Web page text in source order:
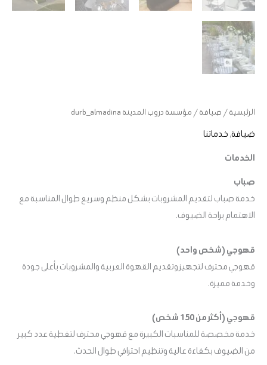
الرئيسية/ ضيافة/ مؤسسة دروب المدينة durb_almadina
ضيافة, خدماتنا
الخدمات
صباب
خدمة صباب لتقديم المشروبات بشكل منظم وسريع طوال المناسبة مع
الاهتمام براحة الضيوف.
قهوجي (شخص واحد)
قهوجي محترف لتجهيز وتقديم القهوة العربية والمشروبات بأعلى جودة
وخدمة مميزة.
قهوجي (أكثر من 150 شخص)
خدمة مخصصة للمناسبات الكبيرة مع قهوجي محترف لتغطية عدد كبير
من الضيوف بكفاءة عالية وتنظيم احترافي طوال الحدث.